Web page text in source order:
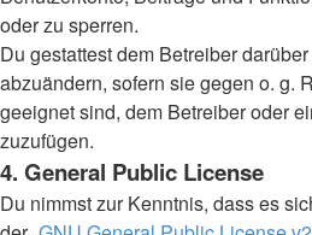
oder zu sperren.
Du gestattest dem Betreiber
abzuändern, sofern sie gegen o. g.
geeignet sind, dem Betreiber oder
zuzufügen.
4. General Public License
Du nimmst zur Kenntnis, dass es